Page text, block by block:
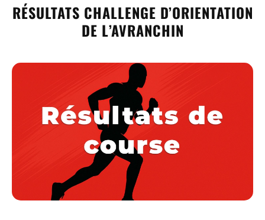
RÉSULTATS CHALLENGE D’ORIENTATION
DE L’AVRANCHIN